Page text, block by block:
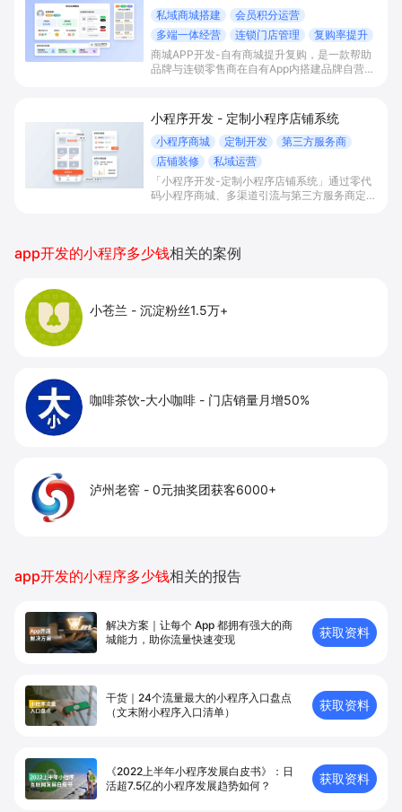
私域商城搭建
会员积分运营
多端一体经营
连锁门店管理
复购率提升
商城APP开发-自有商城提升复购，是一款帮助
品牌与连锁零售商在自有App内搭建品牌自营私
私域、提升复购率与会员生命周期价值。
小程序开发 - 定制小程序店铺系统
小程序商城 定制开发
第三方服务商
店铺装修
私域运营
「小程序开发-定制小程序店铺系统」通过零代
码小程序商城、多渠道引流与第三方服务商定制
增长。
app开发的小程序多少钱相关的案例
小苍兰 - 沉淀粉丝1.5万+
咖啡茶饮-大小咖啡 - 门店销量月增50%
泸州老窖 - 0元抽奖团获客6000+
app开发的小程序多少钱相关的报告
解决方案｜让每个 App 都拥有强⼤的商
城能⼒，助你流量快速变现
获取资料
干货｜24个流量最大的小程序入口盘点
（文末附小程序入口清单）
获取资料
《2022上半年小程序发展白皮书》：日
活超7.5亿的小程序发展趋势如何？
获取资料